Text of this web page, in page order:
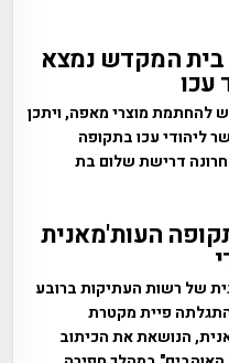
בית המקדש נמצא
עכו
להחתמת מוצרי מאפה, ויתכן
ליהודי עכו בתקופה
דרישת שלום בת
העות'מאנית
של רשות העתיקות ברובע
התגלתה פיית מקטרת
הנושאת את הכיתוב